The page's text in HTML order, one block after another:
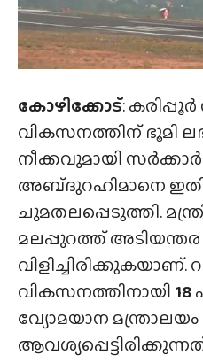
കോഴിക്കോട്:
വികസനത്തിന് ഭൂമി
നീക്കവുമായി സർക്കാർ.
അബ്‌ദുറഹിമാനെ
ചുമതലപ്പെടുത്തി.
മലപ്പുറത്ത്
വികസനത്തിനായി 18
വ്യോമയാന മന്ത്രാലയം